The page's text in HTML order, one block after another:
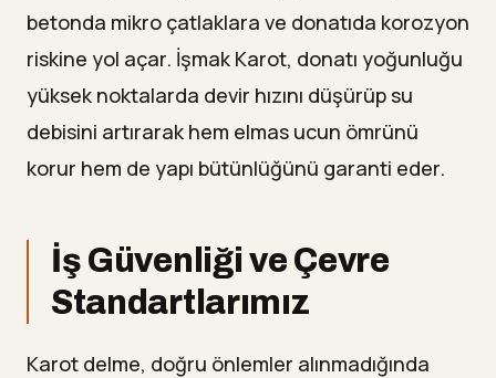
betonda mikro çatlaklara ve donatıda korozyon
riskine yol açar. İşmak Karot, donatı yoğunluğu
yüksek noktalarda devir hızını düşürüp su
debisini artırarak hem elmas ucun ömrünü
korur hem de yapı bütünlüğünü garanti eder.
İş Güvenliği ve Çevre
Standartlarımız
Karot delme, doğru önlemler alınmadığında